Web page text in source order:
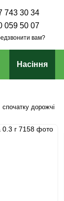
743 30 34
059 50 07
вам?
Насіння
спочатку дорожчі